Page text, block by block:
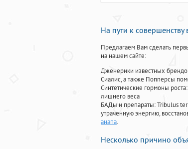
На пути к совершенству
Предлагаем Вам сделать
на нашем сайте:
Дженерики известных
Сиалис, а также Попперсы
Синтетические гормоны роста
лишнего веса
БАДы и препараты:Tribulus
утраченную энергию,
анапа.
Несколько причино